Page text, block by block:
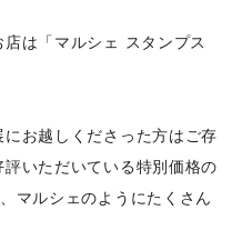
は「マルシェ スタンプス
お越しくださった方はご存
評いただいている特別価格の
マルシェのようにたくさん